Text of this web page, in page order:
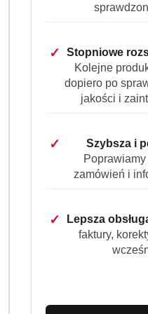
Dostępność
dostawa
Wysyłka w
3 dni
Cena przesyłki: 9.99
OPIS
luksusowa
✓
Stopniowe
Kolejne
dopiero po
jakości i
✓
Szybsza i
zamówień i
✓ Lepsza
faktury,